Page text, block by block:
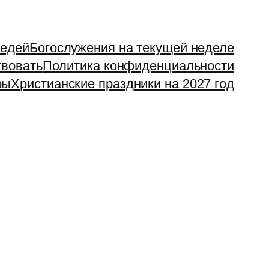
Богослужения на текущей неделе
Политика конфиденциальности
Христианские праздники на 2027 год